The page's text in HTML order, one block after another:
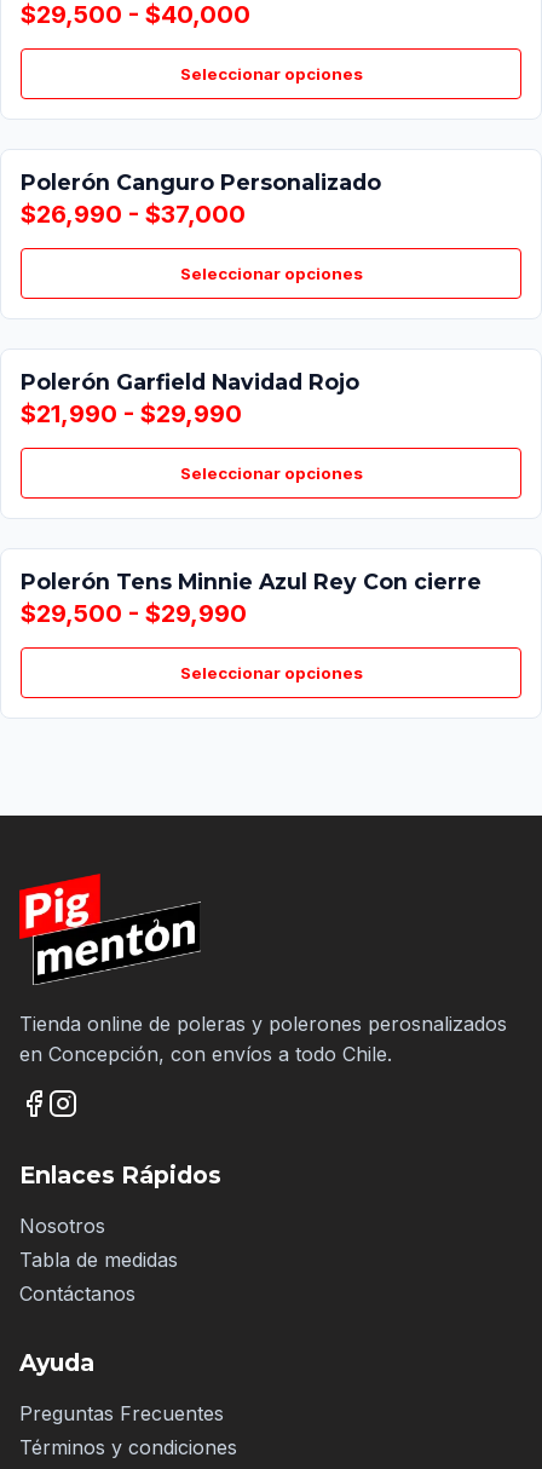
$29,500 - $40,000
Seleccionar opciones
Polerón Canguro Personalizado
$26,990 - $37,000
Seleccionar opciones
Polerón Garfield Navidad Rojo
$21,990 - $29,990
Seleccionar opciones
Polerón Tens Minnie Azul Rey Con cierre
$29,500 - $29,990
Seleccionar opciones
Tienda online de poleras y polerones perosnalizados
en Concepción, con envíos a todo Chile.
Enlaces Rápidos
Nosotros
Tabla de medidas
Contáctanos
Ayuda
Preguntas Frecuentes
Términos y condiciones